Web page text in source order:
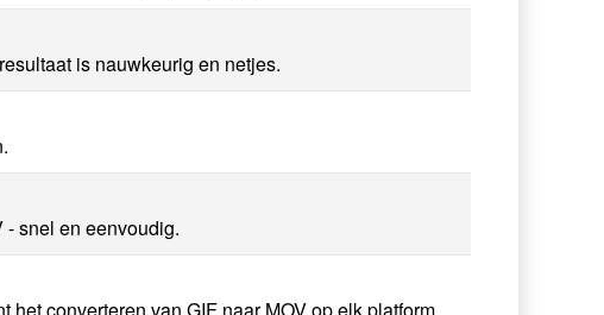
is nauwkeurig en netjes.
- snel en eenvoudig.